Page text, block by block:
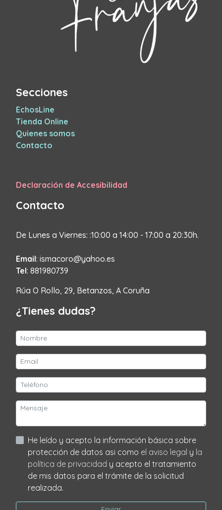
Secciones
EchosLine
Tienda Online
Quienes somos
Contacto
Declaración de Accesibilidad
Contacto
De Lunes a Viernes: :10:00 a 14:00 - 17:00 a 20:30h.
Email: ismacoro@yahoo.es
Tel: 881980739
Rúa O Rollo, 29, Betanzos, A Coruña
¿Tienes dudas?
He leído y acepto la información básica sobre
protección de datos asi como el aviso legal y la
política de privacidad y acepto el tratamiento
de mis datos para el trámite de la solicitud
realizada.